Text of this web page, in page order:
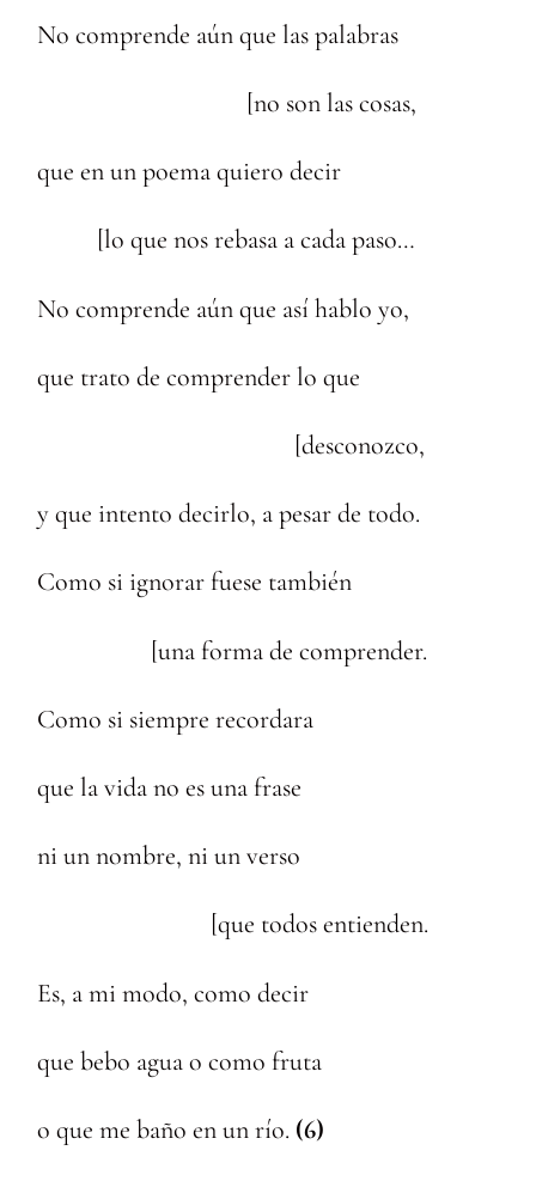
No comprende aún que las palabras
[no son las cosas,
que en un poema quiero decir
[lo que nos rebasa a cada paso…
No comprende aún que así hablo yo,
que trato de comprender lo que
[desconozco,
y que intento decirlo, a pesar de todo.
Como si ignorar fuese también
[una forma de comprender.
Como si siempre recordara
que la vida no es una frase
ni un nombre, ni un verso
[que todos entienden.
Es, a mi modo, como decir
que bebo agua o como fruta
o que me baño en un río. (6)